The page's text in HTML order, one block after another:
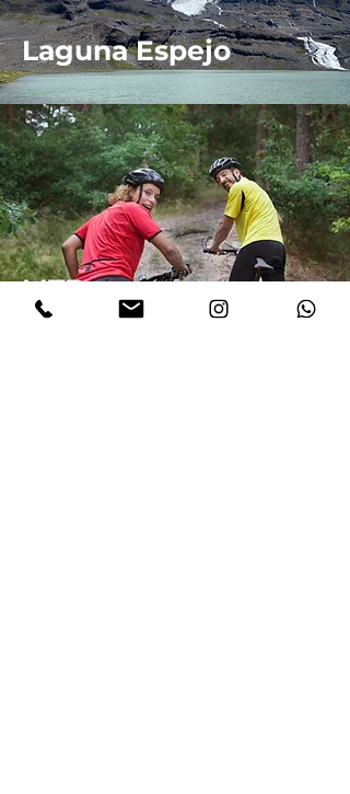
Laguna Espejo
MTB